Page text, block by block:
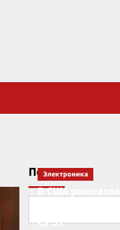
Поиск
Электроника
В США рассказали
Су-57